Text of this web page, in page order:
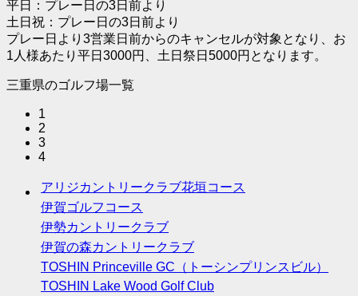
平日：プレー日の3日前より
土日祝：プレー日の3日前より
プレー日より3営業日前からのキャンセルが対象となり、お
1人様あたり平日3000円、土日祭日5000円となります。
三重県のゴルフ場一覧
1
2
3
4
アリジカントリークラブ花垣コース
伊賀ゴルフコース
伊勢カントリークラブ
伊賀の森カントリークラブ
TOSHIN Princeville GC（トーシンプリンスビル）
TOSHIN Lake Wood Golf Club